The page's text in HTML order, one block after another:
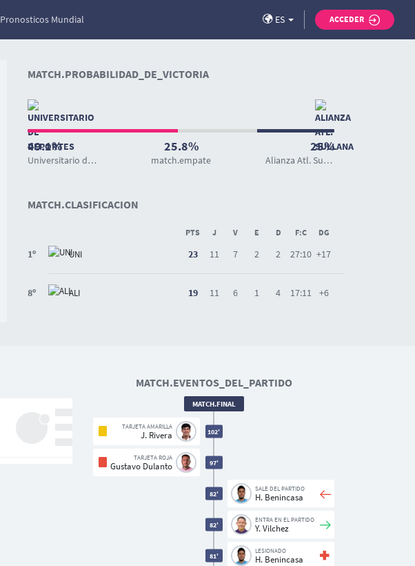
Pronosticos Mundial ES ACCEDER
MATCH.PROBABILIDAD_DE_VICTORIA
49.1%
Universitario de Deportes
25.8%
match.empate
25%
Alianza Atl. Sullana
MATCH.CLASIFICACION
PTS J V E D F:C DG
1º UNI 23 11 7 2 2 27:10 +17
8º ALI 19 11 6 1 4 17:11 +6
MATCH.EVENTOS_DEL_PARTIDO
81'
LESIONADO
H. Benincasa
82'
ENTRA EN EL PARTIDO
Y. Vilchez
82'
SALE DEL PARTIDO
H. Benincasa
97'
TARJETA ROJA
Gustavo Dulanto
102'
TARJETA AMARILLA
J. Rivera
MATCH.FINAL